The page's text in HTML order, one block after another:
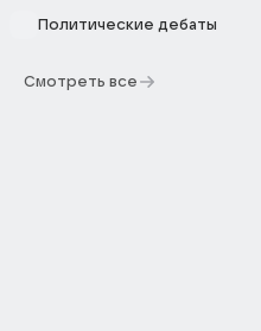
Политические дебаты
Смотреть все